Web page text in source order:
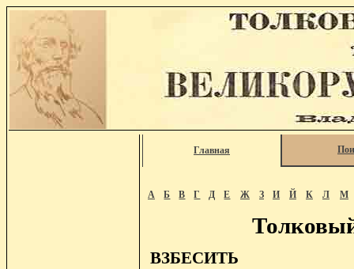
Главная
А Б В Г Д Е Ж З И Й К Л М
ВЗБЕСИТЬ